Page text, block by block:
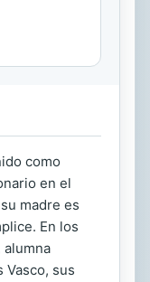
como
en el
madre es
En los
alumna
sus